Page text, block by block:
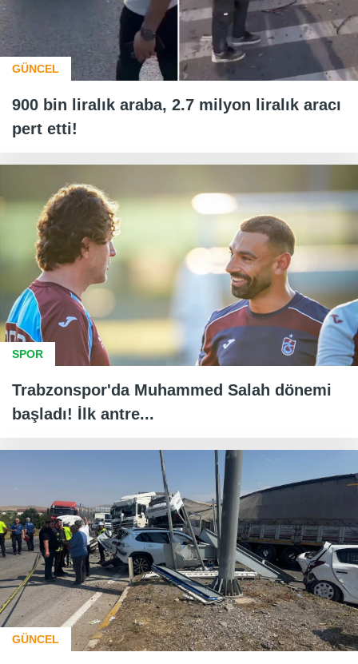
GÜNCEL
900 bin liralık araba, 2.7 milyon liralık aracı
pert etti!
SPOR
Trabzonspor'da Muhammed Salah dönemi
başladı! İlk antre...
GÜNCEL